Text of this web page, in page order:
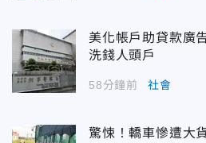
美化帳戶助貸款廣
洗錢人頭戶
58分鐘前 社會
驚悚！轎車慘遭大